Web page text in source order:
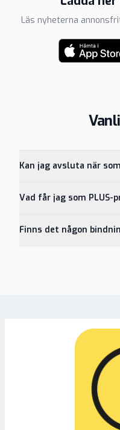
Läs nyheterna
Kan jag avsluta när
Vad får jag som PLUS-
Finns det någon